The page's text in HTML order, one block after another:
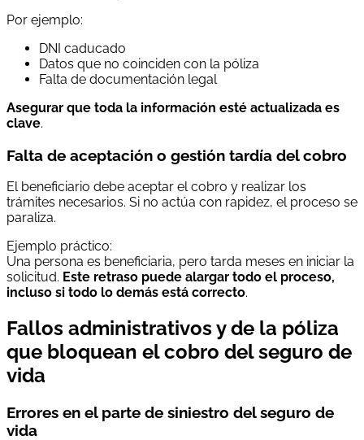
Por ejemplo:
DNI caducado
Datos que no coinciden con la póliza
Falta de documentación legal
Asegurar que toda la información esté actualizada es
clave.
Falta de aceptación o gestión tardía del cobro
El beneficiario debe aceptar el cobro y realizar los
trámites necesarios. Si no actúa con rapidez, el proceso se
paraliza.
Ejemplo práctico:
Una persona es beneficiaria, pero tarda meses en iniciar la
solicitud. Este retraso puede alargar todo el proceso,
incluso si todo lo demás está correcto.
Fallos administrativos y de la póliza
que bloquean el cobro del seguro de
vida
Errores en el parte de siniestro del seguro de
vida